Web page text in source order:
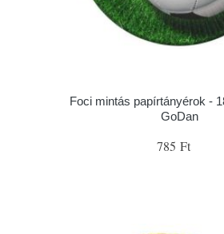
Foci mintás papírtányérok -
GoDan
785 Ft